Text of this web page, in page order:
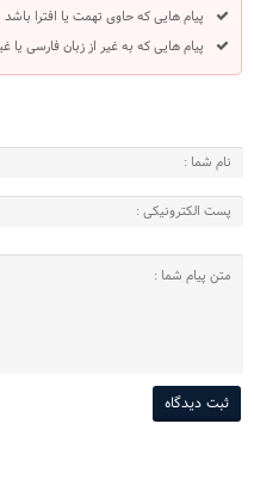
پیام هایی که حاوی تهمت یا افترا
پیام هایی که به غیر از زبان فارسی